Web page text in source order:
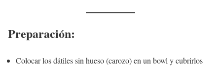
Preparación:
Colocar los dátiles sin hueso (carozo) en un bowl y cubrirlos